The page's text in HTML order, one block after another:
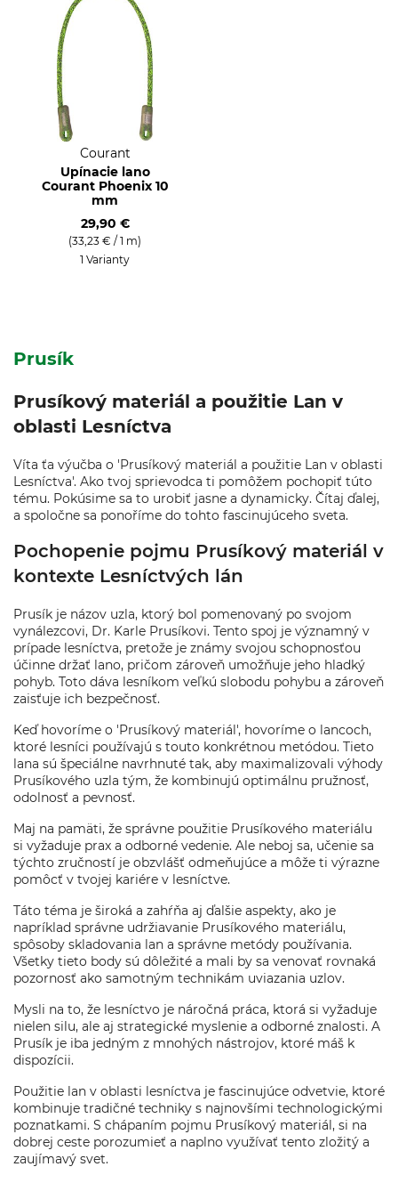
Courant
Upínacie lano
Courant Phoenix 10
mm
29,90 €
(33,23 € / 1 m)
1 Varianty
Prusík
Prusíkový materiál a použitie Lan v
oblasti Lesníctva
Víta ťa výučba o 'Prusíkový materiál a použitie Lan v oblasti
Lesníctva'. Ako tvoj sprievodca ti pomôžem pochopiť túto
tému. Pokúsime sa to urobiť jasne a dynamicky. Čítaj ďalej,
a spoločne sa ponoříme do tohto fascinujúceho sveta.
Pochopenie pojmu Prusíkový materiál v
kontexte Lesníctvých lán
Prusík je názov uzla, ktorý bol pomenovaný po svojom
vynálezcovi, Dr. Karle Prusíkovi. Tento spoj je významný v
prípade lesníctva, pretože je známy svojou schopnosťou
účinne držať lano, pričom zároveň umožňuje jeho hladký
pohyb. Toto dáva lesníkom veľkú slobodu pohybu a zároveň
zaisťuje ich bezpečnosť.
Keď hovoríme o 'Prusíkový materiál', hovoríme o lancoch,
ktoré lesníci používajú s touto konkrétnou metódou. Tieto
lana sú špeciálne navrhnuté tak, aby maximalizovali výhody
Prusíkového uzla tým, že kombinujú optimálnu pružnosť,
odolnosť a pevnosť.
Maj na pamäti, že správne použitie Prusíkového materiálu
si vyžaduje prax a odborné vedenie. Ale neboj sa, učenie sa
týchto zručností je obzvlášť odmeňujúce a môže ti výrazne
pomôcť v tvojej kariére v lesníctve.
Táto téma je široká a zahŕňa aj ďalšie aspekty, ako je
napríklad správne udržiavanie Prusíkového materiálu,
spôsoby skladovania lan a správne metódy používania.
Všetky tieto body sú dôležité a mali by sa venovať rovnaká
pozornosť ako samotným technikám uviazania uzlov.
Mysli na to, že lesníctvo je náročná práca, ktorá si vyžaduje
nielen silu, ale aj strategické myslenie a odborné znalosti. A
Prusík je iba jedným z mnohých nástrojov, ktoré máš k
dispozícii.
Použitie lan v oblasti lesníctva je fascinujúce odvetvie, ktoré
kombinuje tradičné techniky s najnovšími technologickými
poznatkami. S chápaním pojmu Prusíkový materiál, si na
dobrej ceste porozumieť a naplno využívať tento zložitý a
zaujímavý svet.